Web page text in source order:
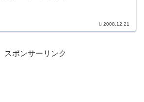
2008.12.21
スポンサーリンク